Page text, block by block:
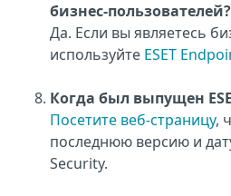
бизнес-пользователей?
Да. Если вы являетесь
используйте ESET
Когда был выпущен
Посетите веб-страницу,
последнюю версию и
Security.